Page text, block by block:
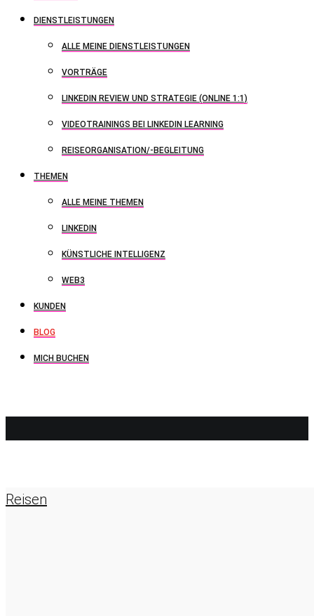
DIENSTLEISTUNGEN
ALLE MEINE DIENSTLEISTUNGEN
VORTRÄGE
LINKEDIN REVIEW UND STRATEGIE (ONLINE 1:1)
VIDEOTRAININGS BEI LINKEDIN LEARNING
REISEORGANISATION/-BEGLEITUNG
THEMEN
ALLE MEINE THEMEN
LINKEDIN
KÜNSTLICHE INTELLIGENZ
WEB3
KUNDEN
BLOG
MICH BUCHEN
BROOKLYN
Reisen